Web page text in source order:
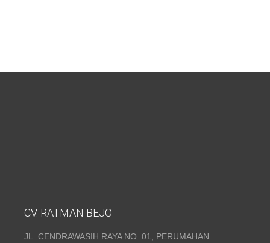
CV. RATMAN BEJO
JL. CENDRAWASIH RAYA NO. 01, PERUMAHAN